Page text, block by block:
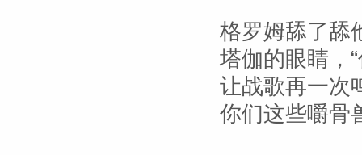
格罗姆舔了舔
塔伽的眼睛，
让战歌再一次
你们这些嚼骨